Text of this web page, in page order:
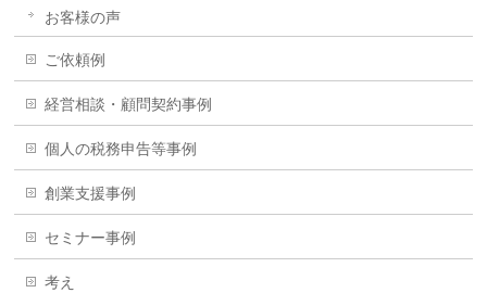
お客様の声
ご依頼例
経営相談・顧問契約事例
個人の税務申告等事例
創業支援事例
セミナー事例
考え